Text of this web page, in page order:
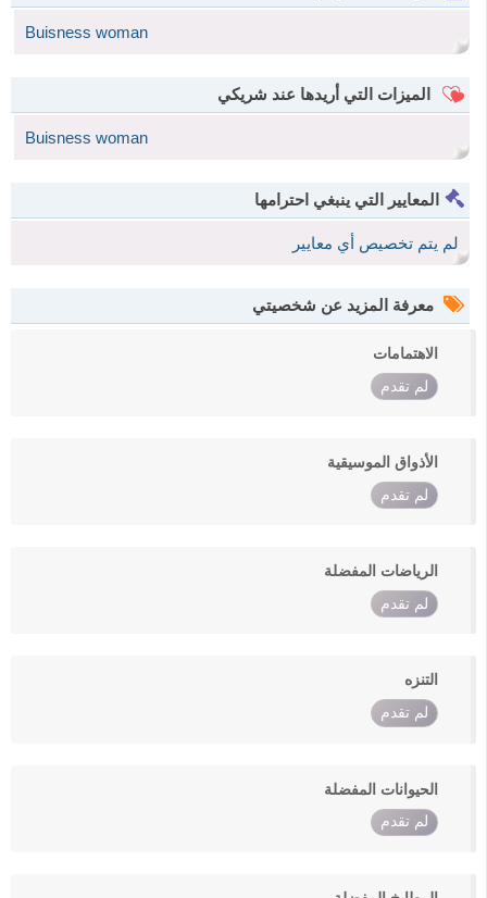
Buisness woman
الميزات التي أريدها عند شريكي
Buisness woman
المعايير التي ينبغي احترامها
لم يتم تخصيص أي معايير
معرفة المزيد عن شخصيتي
الاهتمامات
لم تقدم
الأذواق الموسيقية
لم تقدم
الرياضات المفضلة
لم تقدم
التنزه
لم تقدم
الحيوانات المفضلة
لم تقدم